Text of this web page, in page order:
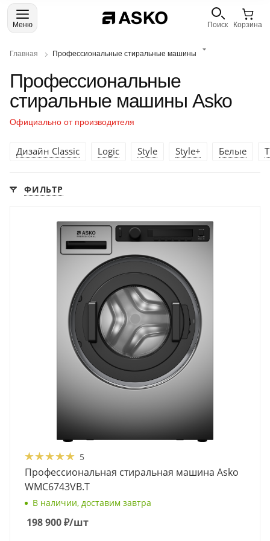
Меню Поиск Корзина
Профессиональные
стиральные машины Asko
Официально от производителя
Главная Профессиональные стиральные машины
Дизайн Classic Logic Style Style+ Белые
ФИЛЬТР
5
Профессиональная стиральная машина Asko
WMC6743VB.T
В наличии, доставим завтра
198 900₽/шт